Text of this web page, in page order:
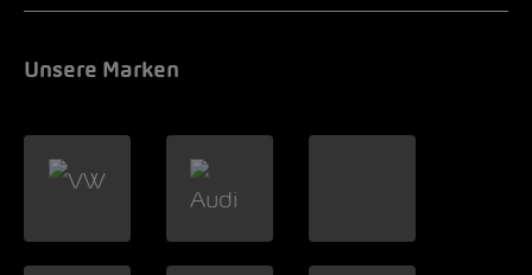
Unsere Marken